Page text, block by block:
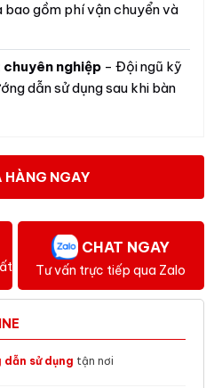
bao gồm phí vận chuyển và
nghiệp - Đội ngũ kỹ
dẫn sử dụng sau khi bàn
HÀNG NGAY
CHAT NGAY
Tư vấn trực tiếp qua Zalo
dẫn sử dụng tận nơi